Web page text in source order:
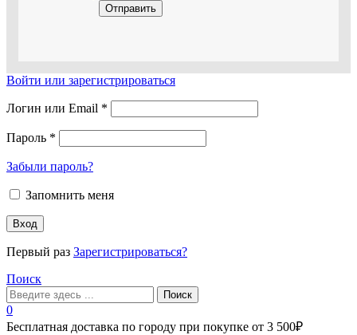
Войти или зарегистрироваться
Логин или Email *
Пароль *
Забыли пароль?
Запомнить меня
Вход
Первый раз Зарегистрироваться?
Поиск
Поиск
0
Бесплатная доставка по городу при покупке от 3 500₽